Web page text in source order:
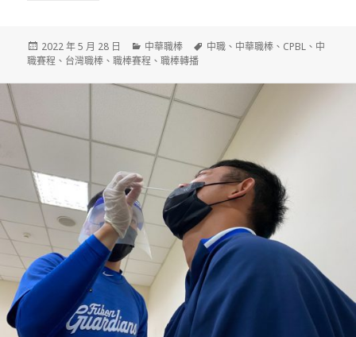
發
佈
2022 年 5 月 28 日
分
類
中華職棒
標
中職 、 中華職棒 、 CPBL 、 中
職賽程 、 台灣職棒 、職棒賽程 、職棒轉播